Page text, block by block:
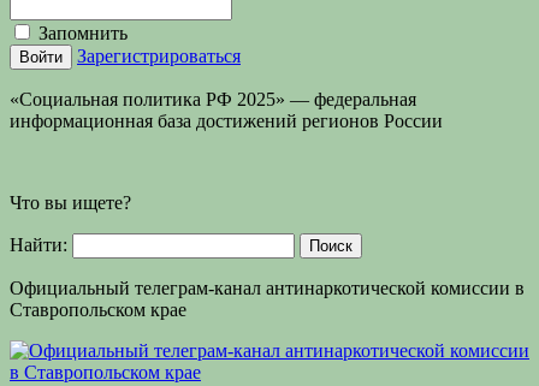
Запомнить
Зарегистрироваться
«Социальная политика РФ 2025» — федеральная
информационная база достижений регионов России
Что вы ищете?
Найти:
Официальный телеграм-канал антинаркотической комиссии в
Ставропольском крае